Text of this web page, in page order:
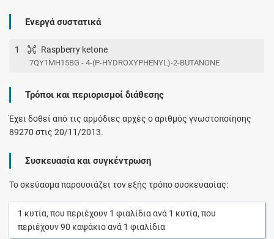
Ενεργά συστατικά
1 Raspberry ketone
7QY1MH15BG - 4-(P-HYDROXYPHENYL)-2-BUTANONE
Τρόποι και περιορισμοί διάθεσης
Έχει δοθεί από τις αρμόδιες αρχές ο αριθμός γνωστοποίησης
89270 στις 20/11/2013.
Συσκευασία και συγκέντρωση
Το σκεύασμα παρουσιάζει τον εξής τρόπο συσκευασίας:
1 κυτία, που περιέχουν 1 φιαλίδιαανά 1 κυτία, που
περιέχουν90 καψάκιοανά 1 φιαλίδια